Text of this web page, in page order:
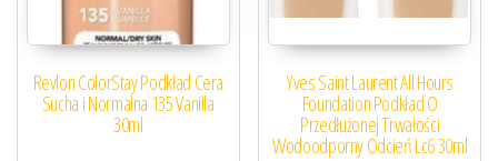
Revlon ColorStay Podkład Cera
Sucha i Normalna 135 Vanilla
30ml
Yves Saint Laurent All Hours
Foundation Podkład O
Przedłużonej Trwałości
Wodoodporny Odcień Lc6 30ml